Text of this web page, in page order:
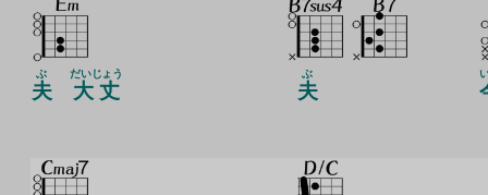
夫
ぶ
大丈
だいじょう
夫
ぶ